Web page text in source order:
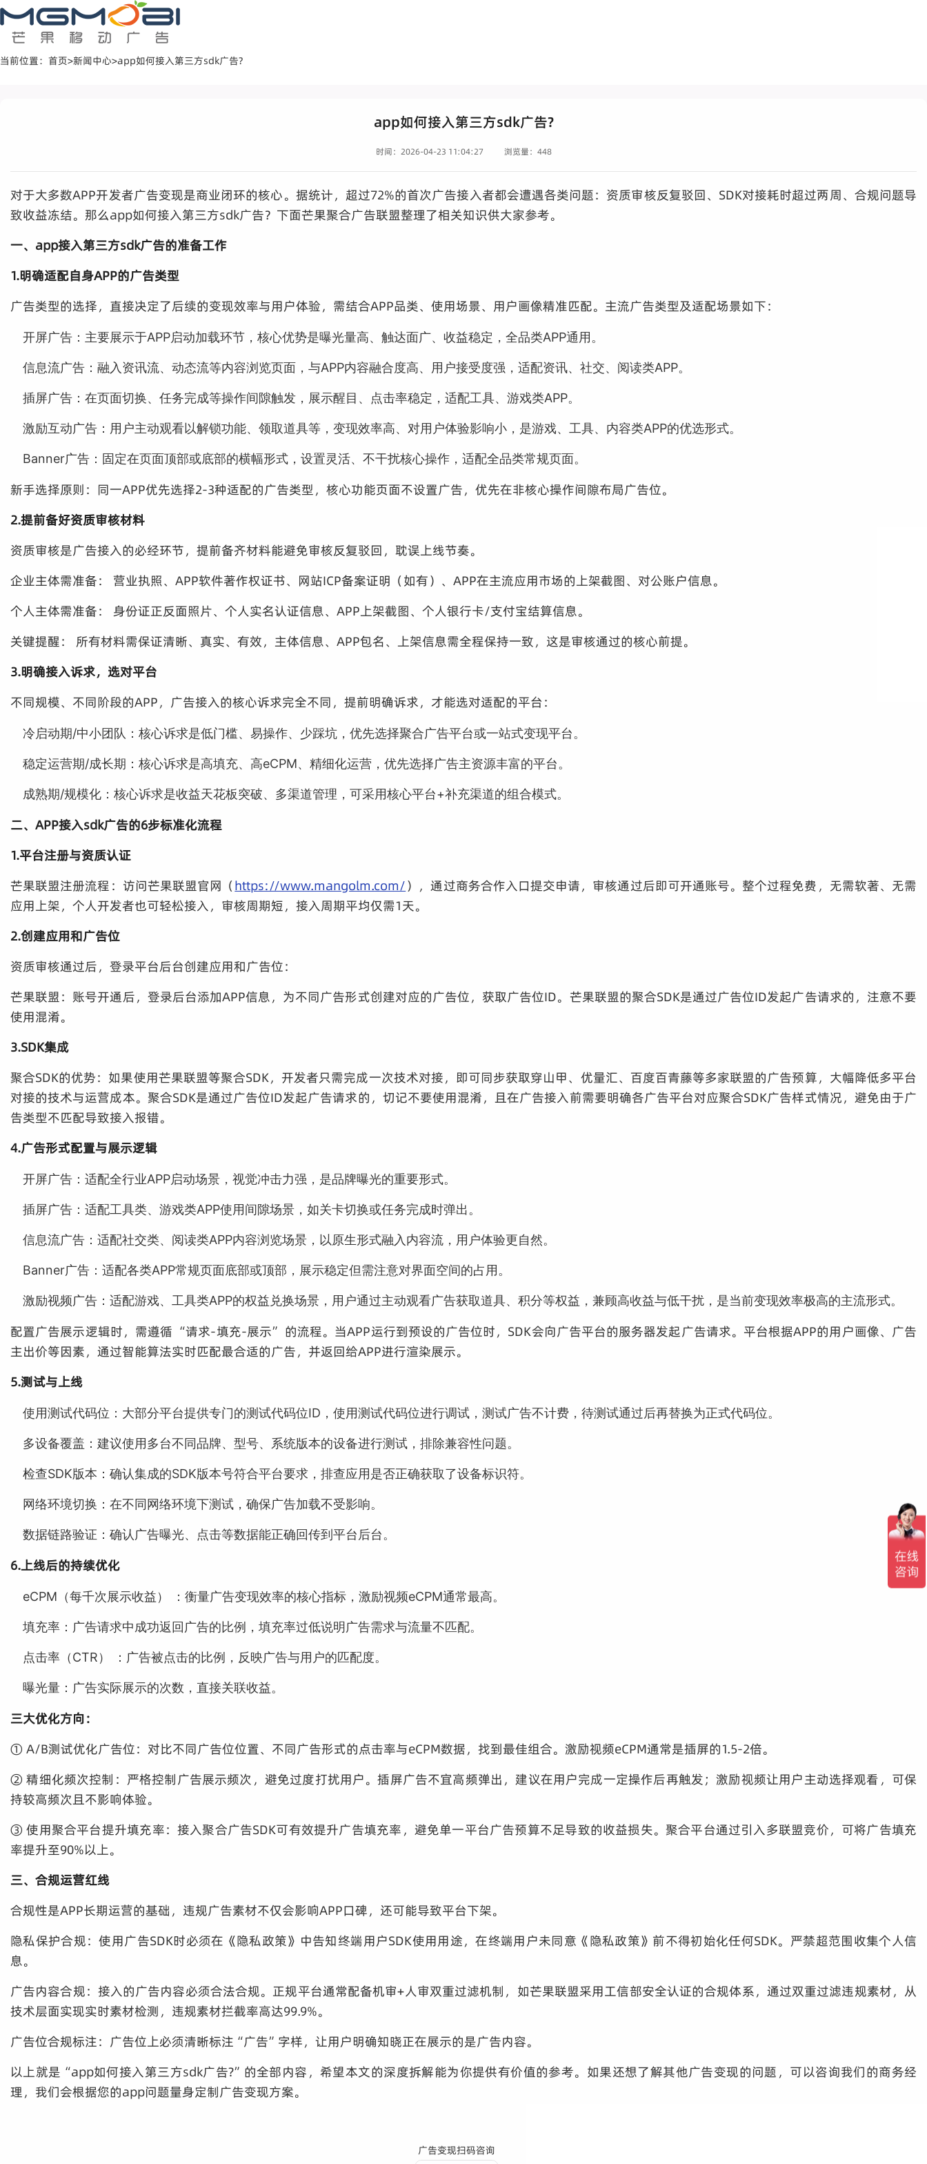
当前位置： 首页>新闻中心>app如何接入第三方sdk广告?
app如何接入第三方sdk广告?
时间：2026-04-23 11:04:27 浏览量：448
对于大多数APP开发者广告变现是商业闭环的核心。据统计，超过72%的首次广告接入者都会遭遇各类问题：资质审核反复驳回、SDK对接耗时超过两周、合规问题导
致收益冻结。那么app如何接入第三方sdk广告？下面芒果聚合广告联盟整理了相关知识供大家参考。
一、app接入第三方sdk广告的准备工作
1.明确适配自身APP的广告类型
广告类型的选择，直接决定了后续的变现效率与用户体验，需结合APP品类、使用场景、用户画像精准匹配。主流广告类型及适配场景如下：
开屏广告：主要展示于APP启动加载环节，核心优势是曝光量高、触达面广、收益稳定，全品类APP通用。
信息流广告：融入资讯流、动态流等内容浏览页面，与APP内容融合度高、用户接受度强，适配资讯、社交、阅读类APP。
插屏广告：在页面切换、任务完成等操作间隙触发，展示醒目、点击率稳定，适配工具、游戏类APP。
激励互动广告：用户主动观看以解锁功能、领取道具等，变现效率高、对用户体验影响小，是游戏、工具、内容类APP的优选形式。
Banner广告：固定在页面顶部或底部的横幅形式，设置灵活、不干扰核心操作，适配全品类常规页面。
新手选择原则：同一APP优先选择2-3种适配的广告类型，核心功能页面不设置广告，优先在非核心操作间隙布局广告位。
2.提前备好资质审核材料
资质审核是广告接入的必经环节，提前备齐材料能避免审核反复驳回，耽误上线节奏。
企业主体需准备： 营业执照、APP软件著作权证书、网站ICP备案证明（如有）、APP在主流应用市场的上架截图、对公账户信息。
个人主体需准备： 身份证正反面照片、个人实名认证信息、APP上架截图、个人银行卡/支付宝结算信息。
关键提醒： 所有材料需保证清晰、真实、有效，主体信息、APP包名、上架信息需全程保持一致，这是审核通过的核心前提。
3.明确接入诉求，选对平台
不同规模、不同阶段的APP，广告接入的核心诉求完全不同，提前明确诉求，才能选对适配的平台：
冷启动期/中小团队：核心诉求是低门槛、易操作、少踩坑，优先选择聚合广告平台或一站式变现平台。
稳定运营期/成长期：核心诉求是高填充、高eCPM、精细化运营，优先选择广告主资源丰富的平台。
成熟期/规模化：核心诉求是收益天花板突破、多渠道管理，可采用核心平台+补充渠道的组合模式。
二、APP接入sdk广告的6步标准化流程
1.平台注册与资质认证
芒果联盟注册流程：访问芒果联盟官网（https://www.mangolm.com/），通过商务合作入口提交申请，审核通过后即可开通账号。整个过程免费，无需软著、无需
应用上架，个人开发者也可轻松接入，审核周期短，接入周期平均仅需1天。
2.创建应用和广告位
资质审核通过后，登录平台后台创建应用和广告位：
芒果联盟：账号开通后，登录后台添加APP信息，为不同广告形式创建对应的广告位，获取广告位ID。芒果联盟的聚合SDK是通过广告位ID发起广告请求的，注意不要
使用混淆。
3.SDK集成
聚合SDK的优势：如果使用芒果联盟等聚合SDK，开发者只需完成一次技术对接，即可同步获取穿山甲、优量汇、百度百青藤等多家联盟的广告预算，大幅降低多平台
对接的技术与运营成本。聚合SDK是通过广告位ID发起广告请求的，切记不要使用混淆，且在广告接入前需要明确各广告平台对应聚合SDK广告样式情况，避免由于广
告类型不匹配导致接入报错。
4.广告形式配置与展示逻辑
开屏广告：适配全行业APP启动场景，视觉冲击力强，是品牌曝光的重要形式。
插屏广告：适配工具类、游戏类APP使用间隙场景，如关卡切换或任务完成时弹出。
信息流广告：适配社交类、阅读类APP内容浏览场景，以原生形式融入内容流，用户体验更自然。
Banner广告：适配各类APP常规页面底部或顶部，展示稳定但需注意对界面空间的占用。
激励视频广告：适配游戏、工具类APP的权益兑换场景，用户通过主动观看广告获取道具、积分等权益，兼顾高收益与低干扰，是当前变现效率极高的主流形式。
配置广告展示逻辑时，需遵循 “请求-填充-展示” 的流程。当APP运行到预设的广告位时，SDK会向广告平台的服务器发起广告请求。平台根据APP的用户画像、广告
主出价等因素，通过智能算法实时匹配最合适的广告，并返回给APP进行渲染展示。
5.测试与上线
使用测试代码位：大部分平台提供专门的测试代码位ID，使用测试代码位进行调试，测试广告不计费，待测试通过后再替换为正式代码位。
多设备覆盖：建议使用多台不同品牌、型号、系统版本的设备进行测试，排除兼容性问题。
检查SDK版本：确认集成的SDK版本号符合平台要求，排查应用是否正确获取了设备标识符。
网络环境切换：在不同网络环境下测试，确保广告加载不受影响。
数据链路验证：确认广告曝光、点击等数据能正确回传到平台后台。
6.上线后的持续优化
eCPM（每千次展示收益） ：衡量广告变现效率的核心指标，激励视频eCPM通常最高。
填充率：广告请求中成功返回广告的比例，填充率过低说明广告需求与流量不匹配。
点击率（CTR） ：广告被点击的比例，反映广告与用户的匹配度。
曝光量：广告实际展示的次数，直接关联收益。
三大优化方向：
① A/B测试优化广告位：对比不同广告位位置、不同广告形式的点击率与eCPM数据，找到最佳组合。激励视频eCPM通常是插屏的1.5-2倍。
② 精细化频次控制：严格控制广告展示频次，避免过度打扰用户。插屏广告不宜高频弹出，建议在用户完成一定操作后再触发；激励视频让用户主动选择观看，可保
持较高频次且不影响体验。
③ 使用聚合平台提升填充率：接入聚合广告SDK可有效提升广告填充率，避免单一平台广告预算不足导致的收益损失。聚合平台通过引入多联盟竞价，可将广告填充
率提升至90%以上。
三、合规运营红线
合规性是APP长期运营的基础，违规广告素材不仅会影响APP口碑，还可能导致平台下架。
隐私保护合规：使用广告SDK时必须在《隐私政策》中告知终端用户SDK使用用途，在终端用户未同意《隐私政策》前不得初始化任何SDK。严禁超范围收集个人信
息。
广告内容合规：接入的广告内容必须合法合规。正规平台通常配备机审+人审双重过滤机制，如芒果联盟采用工信部安全认证的合规体系，通过双重过滤违规素材，从
技术层面实现实时素材检测，违规素材拦截率高达99.9%。
广告位合规标注：广告位上必须清晰标注“广告”字样，让用户明确知晓正在展示的是广告内容。
以上就是“app如何接入第三方sdk广告?”的全部内容，希望本文的深度拆解能为你提供有价值的参考。如果还想了解其他广告变现的问题，可以咨询我们的商务经
理，我们会根据您的app问题量身定制广告变现方案。
广告变现扫码咨询